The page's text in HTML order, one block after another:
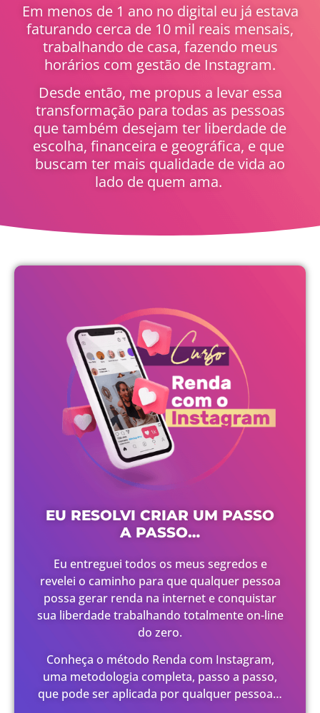
Em menos de 1 ano no digital eu já estava
faturando cerca de 10 mil reais mensais,
trabalhando de casa, fazendo meus
horários com gestão de Instagram.
Desde então, me propus a levar essa
transformação para todas as pessoas
que também desejam ter liberdade de
escolha, financeira e geográfica, e que
buscam ter mais qualidade de vida ao
lado de quem ama.
EU RESOLVI CRIAR UM PASSO
A PASSO…
Eu entreguei todos os meus segredos e
revelei o caminho para que qualquer pessoa
possa gerar renda na internet e conquistar
sua liberdade trabalhando totalmente on-line
do zero.
Conheça o método Renda com Instagram,
uma metodologia completa, passo a passo,
que pode ser aplicada por qualquer pessoa…